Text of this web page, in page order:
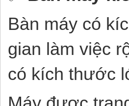
Bàn máy có
gian làm việc
có kích thước